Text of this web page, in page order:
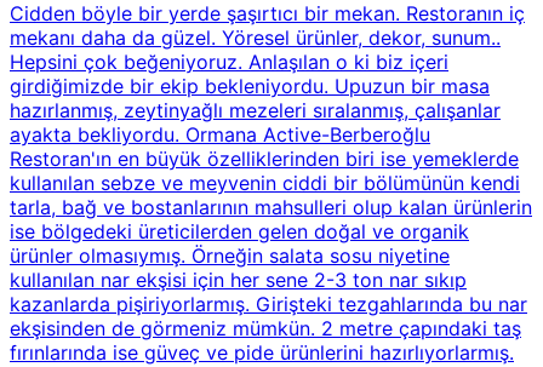
Cidden böyle bir yerde şaşırtıcı bir mekan. Restoranın iç
mekanı daha da güzel. Yöresel ürünler, dekor, sunum..
Hepsini çok beğeniyoruz. Anlaşılan o ki biz içeri
girdiğimizde bir ekip bekleniyordu. Upuzun bir masa
hazırlanmış, zeytinyağlı mezeleri sıralanmış, çalışanlar
ayakta bekliyordu. Ormana Active-Berberoğlu
Restoran'ın en büyük özelliklerinden biri ise yemeklerde
kullanılan sebze ve meyvenin ciddi bir bölümünün kendi
tarla, bağ ve bostanlarının mahsulleri olup kalan ürünlerin
ise bölgedeki üreticilerden gelen doğal ve organik
ürünler olmasıymış. Örneğin salata sosu niyetine
kullanılan nar ekşisi için her sene 2-3 ton nar sıkıp
kazanlarda pişiriyorlarmış. Girişteki tezgahlarında bu nar
ekşisinden de görmeniz mümkün. 2 metre çapındaki taş
fırınlarında ise güveç ve pide ürünlerini hazırlıyorlarmış.